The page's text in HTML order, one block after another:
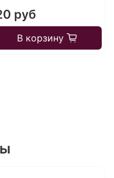
руб
В корзину